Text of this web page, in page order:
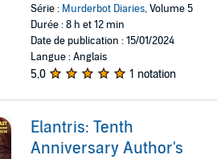
Série : Murderbot Diaries, Volume 5
Durée : 8 h et 12 min
Date de publication : 15/01/2024
Langue : Anglais
5,0 1 notation
Elantris: Tenth
Anniversary Author's